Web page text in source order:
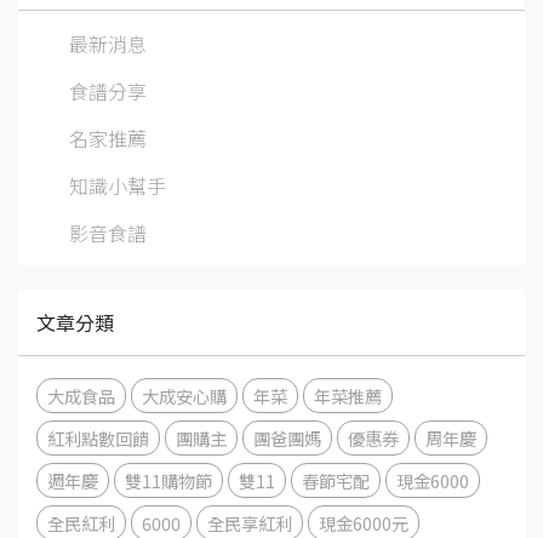
最新消息
食譜分享
名家推薦
知識小幫手
影音食譜
文章分類
大成食品 大成安心購 年菜
年菜推薦
紅利點數回饋
團購主 團爸團媽 優惠券
周年慶
週年慶
雙11購物節 雙11 春節宅配
現金6000
全民紅利
6000 全民享紅利
現金6000元